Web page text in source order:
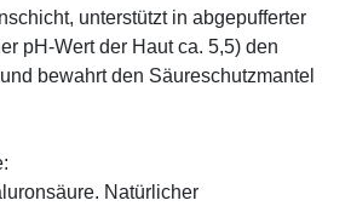
unterstützt in abgepufferter
pH-Wert der Haut ca. 5,5) den
bewahrt den Säureschutzmantel
Natürlicher